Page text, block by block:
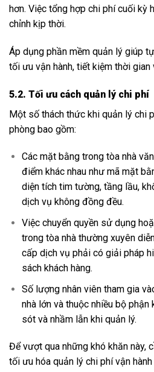
hơn. Việc tổng hợp chi phí cuối kỳ
chỉnh kịp thời.
Áp dụng phần mềm quản lý giúp
tối ưu vận hành, tiết kiệm thời
5.2. Tối ưu cách quản lý chi phí
Một số thách thức khi quản lý chi
phòng bao gồm:
Các mặt bằng trong tòa nhà
điểm khác nhau như mã mặt
diện tích tim tường, tầng lầu,
dịch vụ không đồng đều.
Việc chuyển quyền sử dụng
trong tòa nhà thường xuyên
cấp dịch vụ phải có giải pháp
sách khách hàng.
Số lượng nhân viên tham gia
nhà lớn và thuộc nhiều bộ phận
sót và nhầm lẫn khi quản lý.
Để vượt qua những khó khăn này,
tối ưu hóa quản lý chi phí vận hành